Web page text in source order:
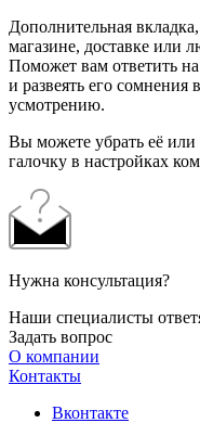
Дополнительная
магазине, доставке или
Поможет вам ответить
и развеять его сомнения
усмотрению.
Вы можете убрать её или
галочку в настройках
Нужна консультация?
Наши специалисты
Задать вопрос
О компании
Контакты
Вконтакте